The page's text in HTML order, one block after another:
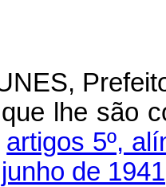
lhe são
artigos 5º,
de 1941